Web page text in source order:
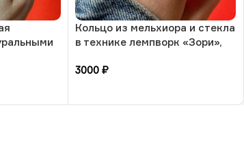
Кольцо из мельхиора и стекла
в технике лемпворк «Зори»,
3000 ₽